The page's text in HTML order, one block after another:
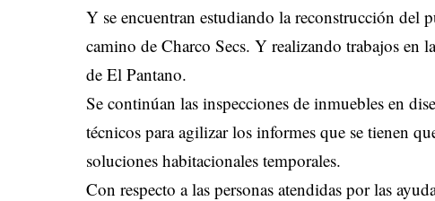
Y se encuentran estudiando la reconstrucción del
camino de Charco Secs. Y realizando trabajos en
de El Pantano.
Se continúan las inspecciones de inmuebles en
técnicos para agilizar los informes que se tienen
soluciones habitacionales temporales.
Con respecto a las personas atendidas por las